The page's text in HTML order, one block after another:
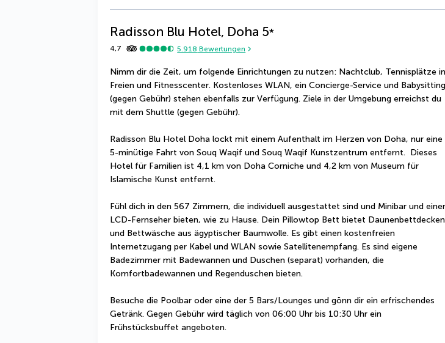
Radisson Blu Hotel, Doha 5*
4,7 5.918 Bewertungen
Nimm dir die Zeit, um folgende Einrichtungen zu nutzen: Nachtclub, Tennisplätze
Freien und Fitnesscenter. Kostenloses WLAN, ein Concierge-Service und Babysitting
(gegen Gebühr) stehen ebenfalls zur Verfügung. Ziele in der Umgebung erreichst du
mit dem Shuttle (gegen Gebühr).
Radisson Blu Hotel Doha lockt mit einem Aufenthalt im Herzen von Doha, nur eine
5-minütige Fahrt von Souq Waqif und Souq Waqif Kunstzentrum entfernt.  Dieses
Hotel für Familien ist 4,1 km von Doha Corniche und 4,2 km von Museum für
Islamische Kunst entfernt.
Fühl dich in den 567 Zimmern, die individuell ausgestattet sind und Minibar und
LCD-Fernseher bieten, wie zu Hause. Dein Pillowtop Bett bietet Daunenbettdecken
und Bettwäsche aus ägyptischer Baumwolle. Es gibt einen kostenfreien
Internetzugang per Kabel und WLAN sowie Satellitenempfang. Es sind eigene
Badezimmer mit Badewannen und Duschen (separat) vorhanden, die
Komfortbadewannen und Regenduschen bieten.
Besuche die Poolbar oder eine der 5 Bars/Lounges und gönn dir ein erfrischendes
Getränk. Gegen Gebühr wird täglich von 06:00 Uhr bis 10:30 Uhr ein
Frühstücksbuffet angeboten.